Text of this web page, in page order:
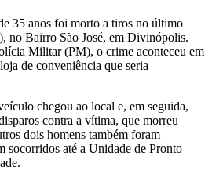
35 anos foi morto a tiros no último
no Bairro São José, em Divinópolis.
Militar (PM), o crime aconteceu em
de conveniência que seria
chegou ao local e, em seguida,
contra a vítima, que morreu
dois homens também foram
socorridos até a Unidade de Pronto